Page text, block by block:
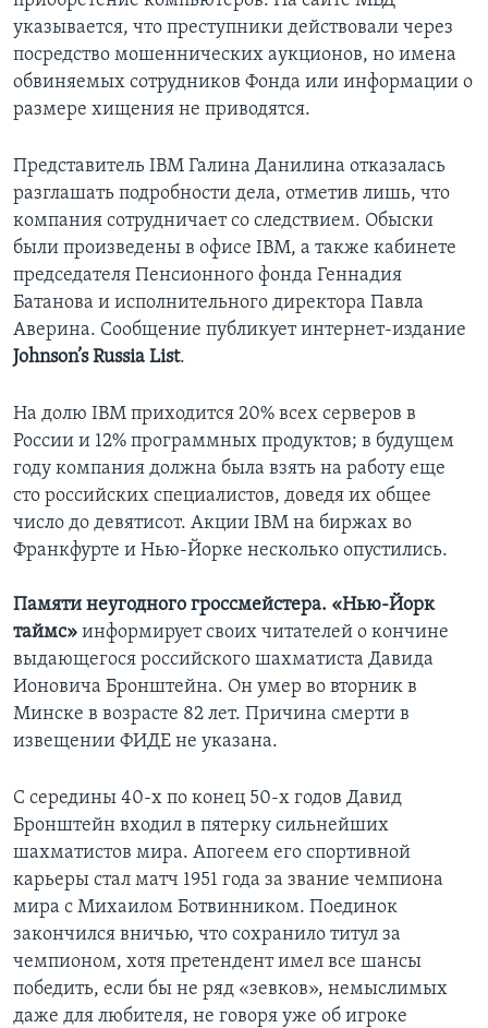
указывается, что преступники действовали через
посредство мошеннических аукционов, но имена
обвиняемых сотрудников Фонда или информации о
размере хищения не приводятся.
Представитель IBM Галина Данилина отказалась
разглашать подробности дела, отметив лишь, что
компания сотрудничает со следствием. Обыски
были произведены в офисе IBM, а также кабинете
председателя Пенсионного фонда Геннадия
Батанова и исполнительного директора Павла
Аверина. Сообщение публикует интернет-издание
Johnson’s Russia List.
На долю IBM приходится 20% всех серверов в
России и 12% программных продуктов; в будущем
году компания должна была взять на работу еще
сто российских специалистов, доведя их общее
число до девятисот. Акции IBM на биржах во
Франкфурте и Нью-Йорке несколько опустились.
Памяти неугодного гроссмейстера. «Нью-Йорк
таймс» информирует своих читателей о кончине
выдающегося российского шахматиста Давида
Ионовича Бронштейна. Он умер во вторник в
Минске в возрасте 82 лет. Причина смерти в
извещении ФИДЕ не указана.
С середины 40-х по конец 50-х годов Давид
Бронштейн входил в пятерку сильнейших
шахматистов мира. Апогеем его спортивной
карьеры стал матч 1951 года за звание чемпиона
мира с Михаилом Ботвинником. Поединок
закончился вничью, что сохранило титул за
чемпионом, хотя претендент имел все шансы
победить, если бы не ряд «зевков», немыслимых
даже для любителя, не говоря уже об игроке